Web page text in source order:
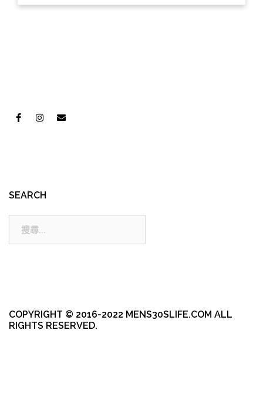
SEARCH
COPYRIGHT © 2016-2022 MENS30SLIFE.COM ALL
RIGHTS RESERVED.